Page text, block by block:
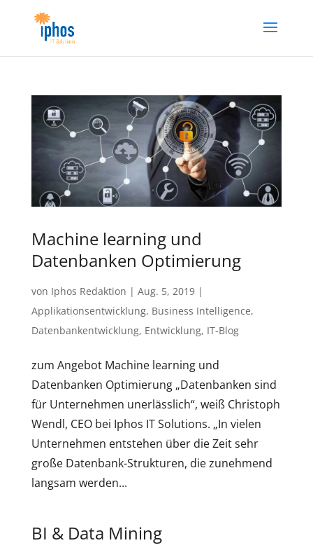
Machine learning und
Datenbanken Optimierung
von Iphos Redaktion | Aug. 5, 2019|
Applikationsentwicklung, Business Intelligence,
Datenbankentwicklung, Entwicklung, IT-Blog
zum Angebot Machine learning und
Datenbanken Optimierung „Datenbanken sind
für Unternehmen unerlässlich“, weiß Christoph
Wendl, CEO bei Iphos IT Solutions. „In vielen
Unternehmen entstehen über die Zeit sehr
große Datenbank-Strukturen, die zunehmend
langsam werden...
BI & Data Mining